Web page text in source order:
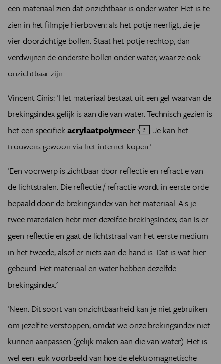
een materiaal zien dat onzichtbaar is onder water. Het is te
zien in het filmpje hierboven: als het potje neerligt, zie je
vier doorzichtige bollen. Staat het potje rechtop, dan
verdwijnen de onderste bollen onder water, waar ze ook
onzichtbaar zijn.
Vincent Ginis: 'Het materiaal bestaat uit een gel waarvan de
brekingsindex gelijk is aan die van water. Technisch gezien is
het een specifiekacrylaatpolymeer
. Je kan het
trouwens gewoon via het internet kopen.'
'Een voorwerp is zichtbaar door reflectie en refractie van
de lichtstralen. Die reflectie / refractie wordt in eerste orde
bepaald door de brekingsindex van het materiaal. Als je
twee materialen hebt met dezelfde brekingsindex, dan is er
geen reflectie en gaat de lichtstraal van het eerste medium
in het tweede, alsof er niets aan de hand is. Dat is wat hier
gebeurd. Het materiaal en water hebben dezelfde
brekingsindex.'
'Neen. Dit soort van onzichtbaarheid kan je niet gebruiken
om jezelf te verstoppen, omdat we onze brekingsindex niet
kunnen aanpassen (gelijk maken aan die van water). Het is
wel een leuk voorbeeld van hoe de elektromagnetische